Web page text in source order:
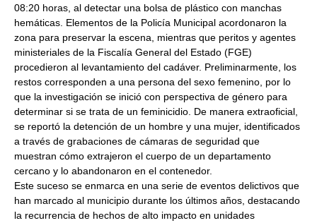
08:20 horas, al detectar una bolsa de plástico con manchas
hemáticas. Elementos de la Policía Municipal acordonaron la
zona para preservar la escena, mientras que peritos y agentes
ministeriales de la Fiscalía General del Estado (FGE)
procedieron al levantamiento del cadáver. Preliminarmente, los
restos corresponden a una persona del sexo femenino, por lo
que la investigación se inició con perspectiva de género para
determinar si se trata de un feminicidio. De manera extraoficial,
se reportó la detención de un hombre y una mujer, identificados
a través de grabaciones de cámaras de seguridad que
muestran cómo extrajeron el cuerpo de un departamento
cercano y lo abandonaron en el contenedor.
Este suceso se enmarca en una serie de eventos delictivos que
han marcado al municipio durante los últimos años, destacando
la recurrencia de hechos de alto impacto en unidades